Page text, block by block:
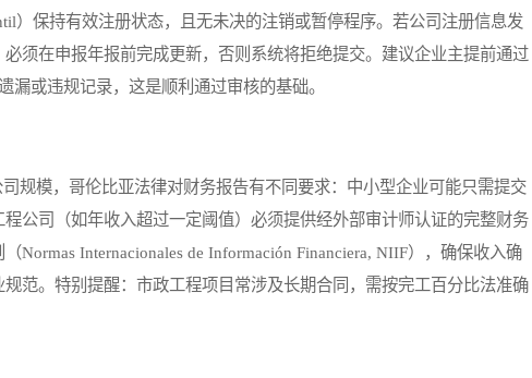
）保持有效注册状态，且无未决的注销或暂停程序。若公司注册信息发
须在申报年报前完成更新，否则系统将拒绝提交。建议企业主提前通过
漏或违规记录，这是顺利通过审核的基础。
模，哥伦比亚法律对财务报告有不同要求：中小型企业可能只需提交
公司（如年收入超过一定阈值）必须提供经外部审计师认证的完整财务
Normas Internacionales de Información Financiera, NIIF），确保收入确
范。特别提醒：市政工程项目常涉及长期合同，需按完工百分比法准确